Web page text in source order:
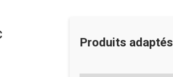
Produits